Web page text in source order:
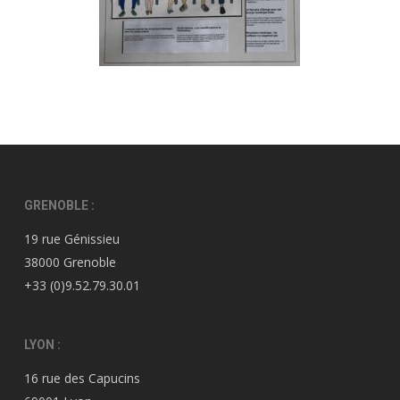
GRENOBLE :
19 rue Génissieu
38000 Grenoble
+33 (0)9.52.79.30.01
LYON :
16 rue des Capucins